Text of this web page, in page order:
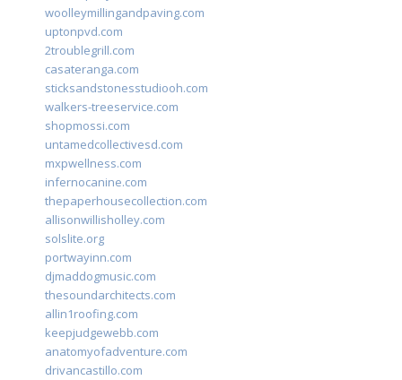
woolleymillingandpaving.com
uptonpvd.com
2troublegrill.com
casateranga.com
sticksandstonesstudiooh.com
walkers-treeservice.com
shopmossi.com
untamedcollectivesd.com
mxpwellness.com
infernocanine.com
thepaperhousecollection.com
allisonwillisholley.com
solslite.org
portwayinn.com
djmaddogmusic.com
thesoundarchitects.com
allin1roofing.com
keepjudgewebb.com
anatomyofadventure.com
drivancastillo.com